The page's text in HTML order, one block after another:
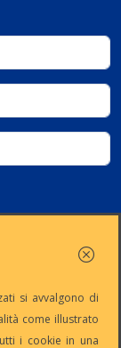
si avvalgono di
come illustrato
i cookie in una